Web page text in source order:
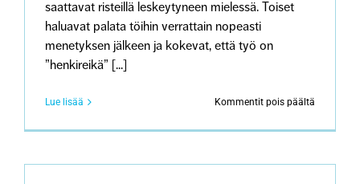
saattavat risteillä leskeytyneen mielessä. Toiset
haluavat palata töihin verrattain nopeasti
menetyksen jälkeen ja kokevat, että työ on
”henkireikä” [...]
Lue lisää Kommentit pois päältä
ja